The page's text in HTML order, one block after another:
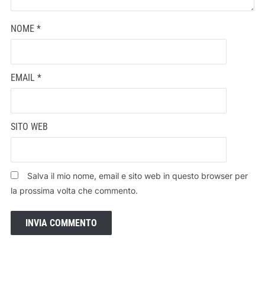
NOME *
EMAIL *
SITO WEB
Salva il mio nome, email e sito web in questo browser per
la prossima volta che commento.